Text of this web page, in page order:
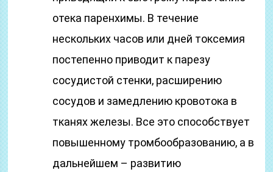
отека паренхимы. В течение
нескольких часов или дней токсемия
постепенно приводит к парезу
сосудистой стенки, расширению
сосудов и замедлению кровотока в
тканях железы. Все это способствует
повышенному тромбообразованию, а в
дальнейшем – развитию